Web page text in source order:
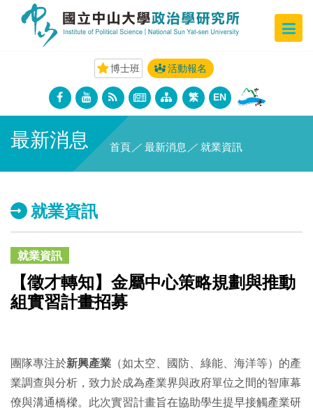
博士班 活動報名
繁 EN
最新消息 首頁 ／ 最新消息 ／ 就業資訊
就業資訊
就業資訊
【徵才轉知】金屬中心策略規劃與推動
組實習計畫招募
團隊專注於新興產業 （如太空、國防、綠能、海洋等）的產
業調查與分析，致力於成為產業界與政府單位之間的智庫幕
僚與溝通橋樑。此次實習計畫旨在協助學生提早接觸產業研